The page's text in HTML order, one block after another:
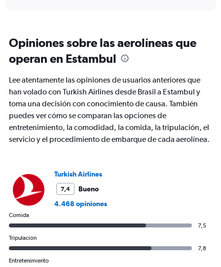
categories.
chart
1
Y
axis
Number
of
flights.
24.
Opiniones sobre las aerolíneas que
operan en Estambul
Lee atentamente las opiniones de usuarios anteriores que
han volado con Turkish Airlines desde Brasil a Estambul y
toma una decisión con conocimiento de causa. También
puedes ver cómo se comparan las opciones de
entretenimiento, la comodidad, la comida, la tripulación, el
servicio y el procedimiento de embarque de cada aerolínea.
Turkish Airlines
7,4
Bueno
4.468 opiniones
Comida
7,5
Tripulación
7,8
Entretenimiento